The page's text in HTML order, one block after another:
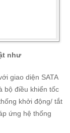
như
giao diện SATA
bộ điều khiển tốc
khởi động/ tắt
ứng hệ thống